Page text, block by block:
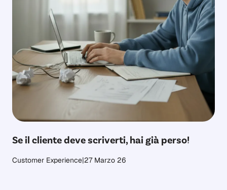
Se il cliente deve scriverti, hai già perso!
Customer Experience|27 Marzo 26